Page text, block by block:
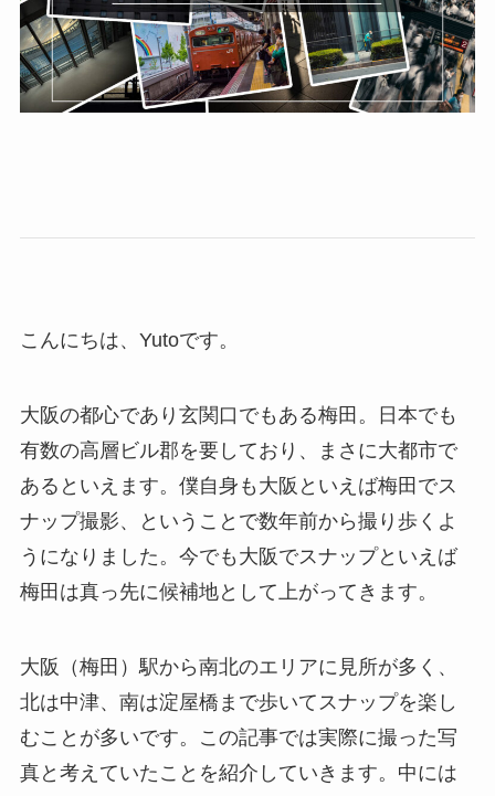
こんにちは、Yutoです。
大阪の都心であり玄関口でもある梅田。日本でも
有数の高層ビル郡を要しており、まさに大都市で
あるといえます。僕自身も大阪といえば梅田でス
ナップ撮影、ということで数年前から撮り歩くよ
うになりました。今でも大阪でスナップといえば
梅田は真っ先に候補地として上がってきます。
大阪（梅田）駅から南北のエリアに見所が多く、
北は中津、南は淀屋橋まで歩いてスナップを楽し
むことが多いです。この記事では実際に撮った写
真と考えていたことを紹介していきます。中には